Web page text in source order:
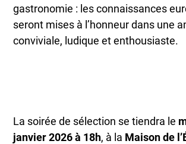
gastronomie : les connaissances
seront mises à l’honneur dans une
conviviale, ludique et enthousiaste.
La soirée de sélection se tiendra le
janvier 2026 à 18h, à la Maison de